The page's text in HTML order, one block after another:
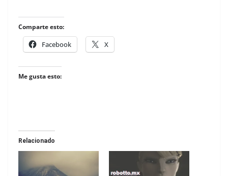
Comparte esto:
Facebook X
Me gusta esto:
Relacionado